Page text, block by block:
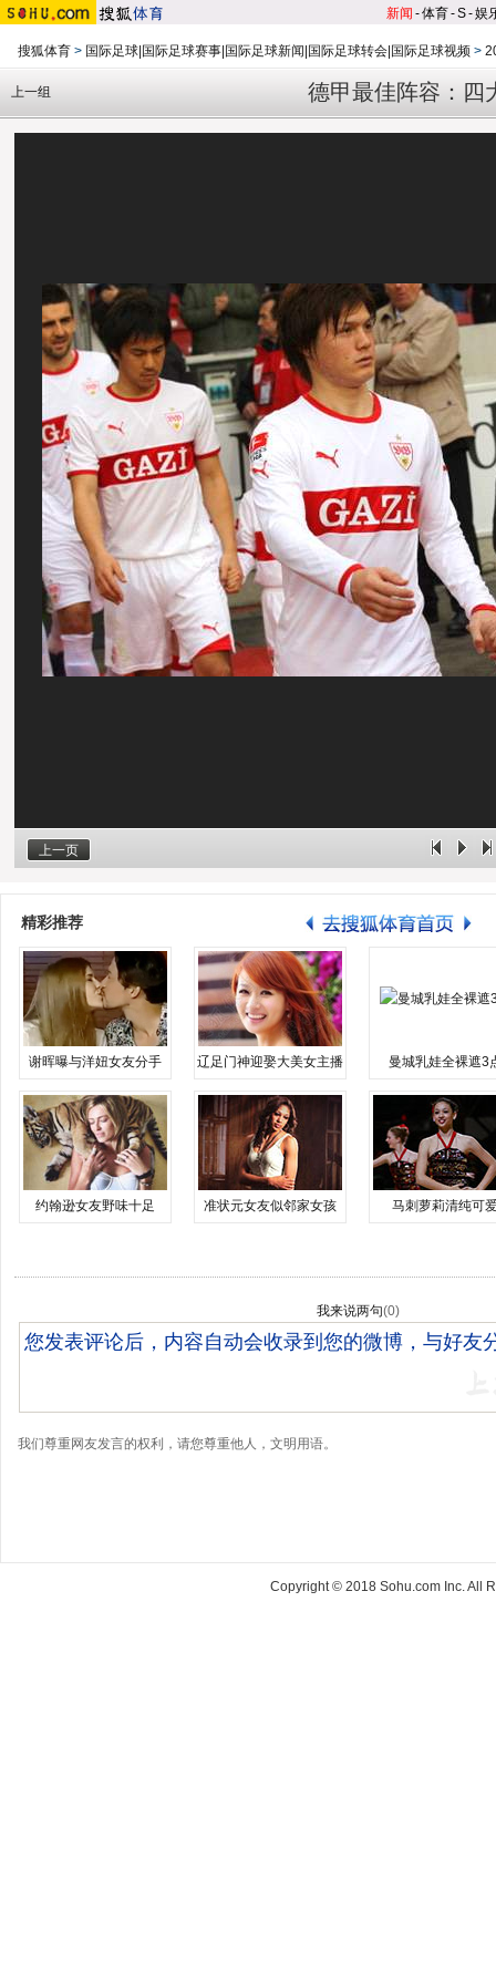
新闻 -体育-S-娱
搜狐体育 > 国际足球|国际足球赛事|国际足球新闻|国际足球转会|国际足球视频 >
德甲最佳阵容：四
上一组
上一页
精彩推荐
谢晖曝与洋妞女友分手 辽足门神迎娶大美女主播 曼城乳娃全裸遮3
约翰逊女友野味十足 准状元女友似邻家女孩 马刺萝莉清纯可
我来说两句(0)
我们尊重网友发言的权利，请您尊重他人，文明用语。
Copyright © 2018 Sohu.com Inc. All